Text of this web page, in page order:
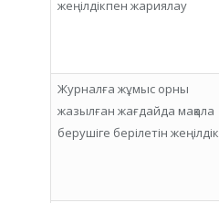
жеңілдікпен жариялау
Журналға жұмыс орны
жазылған жағдайда мақала
берушіге берілетін жеңілдік